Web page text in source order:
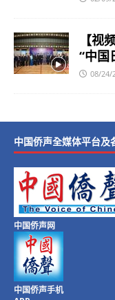
【视
“中国
08/24/
中国侨声全媒体平台及
中国侨声网
中国侨声手机